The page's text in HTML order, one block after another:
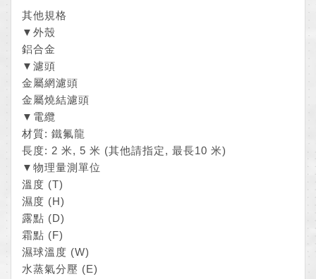
其他規格
▼外殼
鋁合金
▼濾頭
金屬網濾頭
金屬燒結濾頭
▼電纜
材質: 鐵氟龍
長度: 2 米, 5 米 (其他請指定, 最長10 米)
▼物理量測單位
溫度 (T)
濕度 (H)
露點 (D)
霜點 (F)
濕球溫度 (W)
水蒸氣分壓 (E)